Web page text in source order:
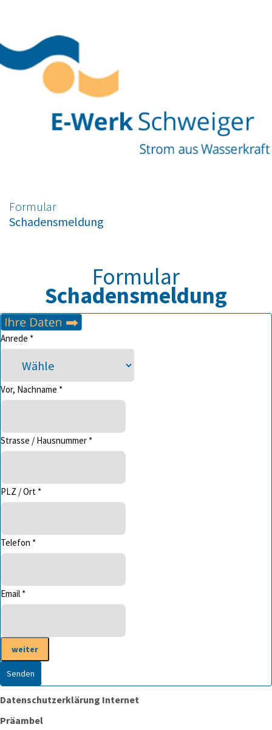
Formular
Schadensmeldung
Formular
Schadensmeldung
Anrede *
Vor, Nachname *
Strasse / Hausnummer *
PLZ / Ort *
Telefon *
Email *
Datenschutzerklärung Internet
Präambel